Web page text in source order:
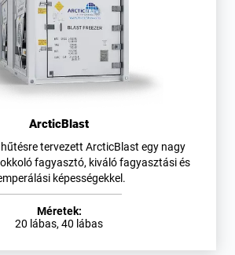
ArcticBlast
tervezett ArcticBlast egy nagy
fagyasztó, kiváló fagyasztási és
képességekkel.
Méretek:
20 lábas, 40 lábas